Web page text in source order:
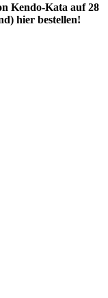
Kendo-Kata auf 28
hier bestellen!